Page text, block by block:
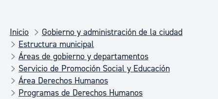
Inicio
Gobierno y administración de la ciudad
Estructura municipal
Áreas de gobierno y departamentos
Servicio de Promoción Social y Educación
Área Derechos Humanos
Programas de Derechos Humanos